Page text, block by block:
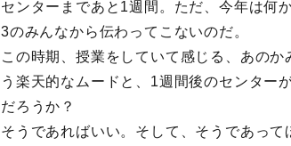
センターまであと1週間。ただ、今年は何
3のみんなから伝わってこないのだ。
この時期、授業をしていて感じる、あの
う楽天的なムードと、1週間後のセンター
だろうか？
そうであればいい。そして、そうであっ